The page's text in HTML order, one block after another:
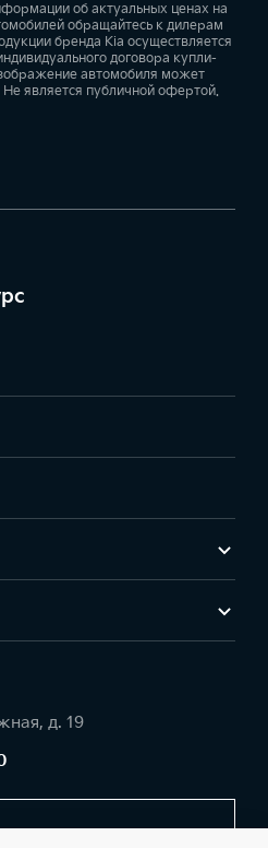
об актуальных ценах на
обращайтесь к дилерам
бренда Kia осуществляется
договора купли-
автомобиля может
Не является публичной офертой.
д. 19
звонок